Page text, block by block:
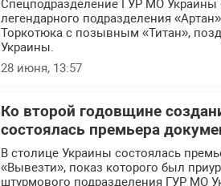
Спецподразделение ГУР МО Украины
легендарного подразделения
Торкотюка с позывным «Титан»,
Украины.
28 июня, 13:57
Ко второй годовщине
состоялась премьера
В столице Украины состоялась
«Вывезти», показ которого был
штурмового подразделения ГУР МО